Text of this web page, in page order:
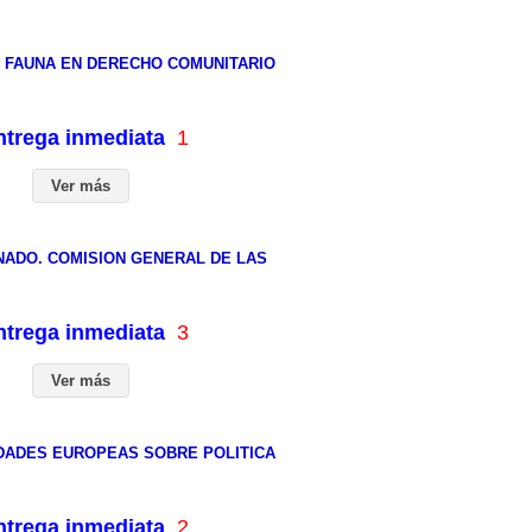
EN DERECHO COMUNITARIO
inmediata 1
Ver más
COMISION GENERAL DE LAS
inmediata 3
Ver más
EUROPEAS SOBRE POLITICA
inmediata 2